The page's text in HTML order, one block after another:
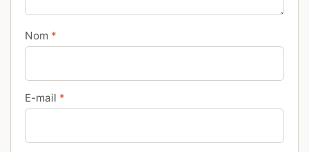
Nom *
E-mail *